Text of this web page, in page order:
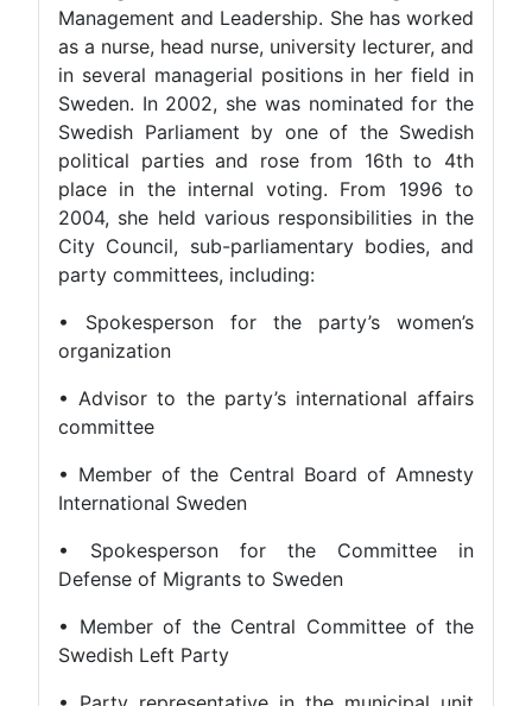
Management and Leadership. She has worked
as a nurse, head nurse, university lecturer, and
in several managerial positions in her field in
Sweden. In 2002, she was nominated for the
Swedish Parliament by one of the Swedish
political parties and rose from 16th to 4th
place in the internal voting. From 1996 to
2004, she held various responsibilities in the
City Council, sub-parliamentary bodies, and
party committees, including:
• Spokesperson for the party’s women’s
organization
• Advisor to the party’s international affairs
committee
• Member of the Central Board of Amnesty
International Sweden
• Spokesperson for the Committee in
Defense of Migrants to Sweden
• Member of the Central Committee of the
Swedish Left Party